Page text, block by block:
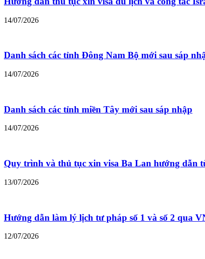
14/07/2026
Danh sách các tỉnh Đông Nam Bộ mới sau sáp
14/07/2026
Danh sách các tỉnh miền Tây mới sau sáp nhập
14/07/2026
Quy trình và thủ tục xin visa Ba Lan hướng dẫn
13/07/2026
Hướng dẫn làm lý lịch tư pháp số 1 và số 2 qua
12/07/2026